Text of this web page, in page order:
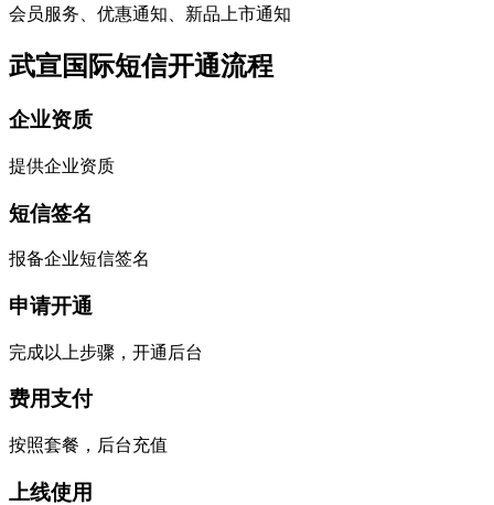
会员服务、优惠通知、新品上市通知
武宣国际短信开通流程
企业资质
提供企业资质
短信签名
报备企业短信签名
申请开通
完成以上步骤，开通后台
费用支付
按照套餐，后台充值
上线使用